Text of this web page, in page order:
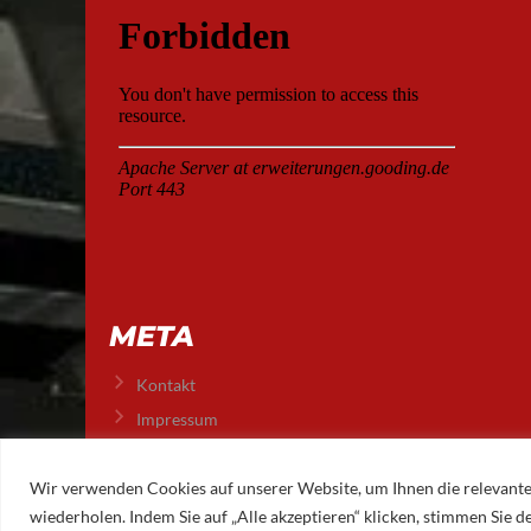
Wir verwenden Cookies auf unserer Website, um Ihnen die
wiederholen. Indem Sie auf „Alle akzeptieren“ klicken, stimmen Sie
META
Kontakt
Impressum